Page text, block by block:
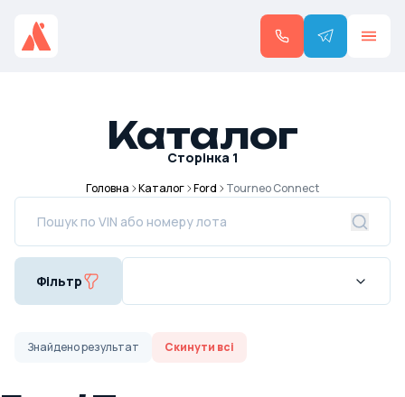
Каталог
Сторінка 1
Головна Каталог Ford Tourneo Connect
Фільтр
Знайденорезультат Скинути всі